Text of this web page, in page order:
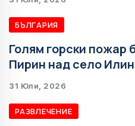
БЪЛГАРИЯ
Голям горски пожар
Пирин над село
31 Юли, 2026
РАЗВЛЕЧЕНИЕ